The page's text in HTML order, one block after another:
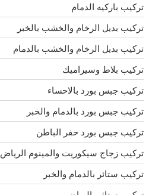
تركيب باركيه الدمام
تركيب بديل الرخام والخشب بالخبر
تركيب بديل الرخام والخشب بالدمام
تركيب بلاط وسيراميك
تركيب جبس بورد بالاحساء
تركيب جبس بورد بالدمام والخبر
تركيب جبس بورد حفر الباطن
تركيب زجاج سيكوريت والمينوم الرياض
تركيب ستائر بالدمام والخبر